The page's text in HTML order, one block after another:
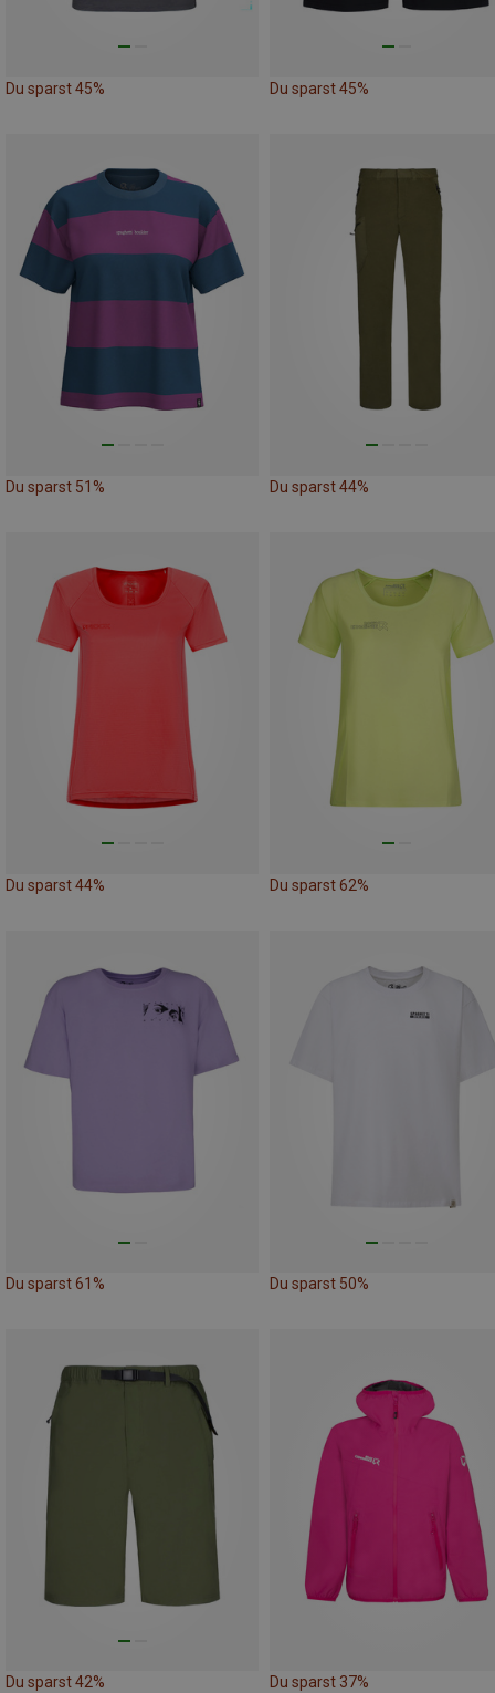
Du sparst 45% Du sparst 45%
Du sparst 51% Du sparst 44%
Du sparst 44% Du sparst 62%
Du sparst 61% Du sparst 50%
Du sparst 42% Du sparst 37%